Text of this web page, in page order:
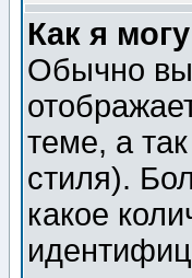
Как я
Обычно вы
теме, а
стиля).
какое